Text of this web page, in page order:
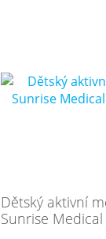
Dětský aktivní
Sunrise